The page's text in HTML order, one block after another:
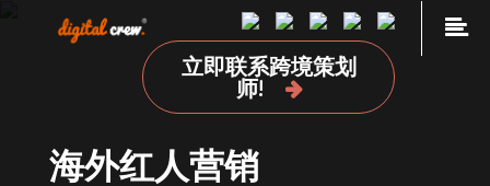
立即联系跨境策划
师!
品牌海外营销推广
国外网站设计及开发建设
海外红人营销